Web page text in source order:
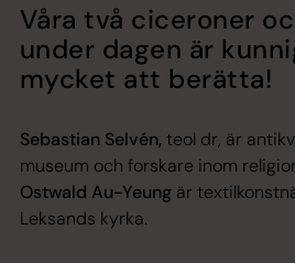
Våra två ciceroner
under dagen är
mycket att berätta!
Sebastian Selvén,teol dr, är
museum och forskare inom
Ostwald Au-Yeung är
Leksands kyrka.